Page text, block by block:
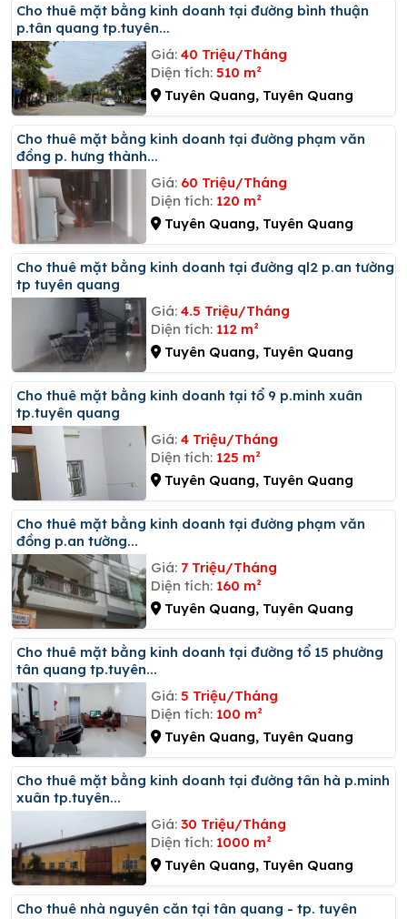
Cho thuê mặt bằng kinh doanh tại đường bình thuận
p.tân quang tp.tuyên...
Giá: 40 Triệu/Tháng
Diện tích: 510 m²
Tuyên Quang, Tuyên Quang
Cho thuê mặt bằng kinh doanh tại đường phạm văn
đồng p. hưng thành...
Giá: 60 Triệu/Tháng
Diện tích: 120 m²
Tuyên Quang, Tuyên Quang
Cho thuê mặt bằng kinh doanh tại đường ql2 p.an tường
tp tuyên quang
Giá: 4.5 Triệu/Tháng
Diện tích: 112 m²
Tuyên Quang, Tuyên Quang
Cho thuê mặt bằng kinh doanh tại tổ 9 p.minh xuân
tp.tuyên quang
Giá: 4 Triệu/Tháng
Diện tích: 125 m²
Tuyên Quang, Tuyên Quang
Cho thuê mặt bằng kinh doanh tại đường phạm văn
đồng p.an tường...
Giá: 7 Triệu/Tháng
Diện tích: 160 m²
Tuyên Quang, Tuyên Quang
Cho thuê mặt bằng kinh doanh tại đường tổ 15 phường
tân quang tp.tuyên...
Giá: 5 Triệu/Tháng
Diện tích: 100 m²
Tuyên Quang, Tuyên Quang
Cho thuê mặt bằng kinh doanh tại đường tân hà p.minh
xuân tp.tuyên...
Giá: 30 Triệu/Tháng
Diện tích: 1000 m²
Tuyên Quang, Tuyên Quang
Cho thuê nhà nguyên căn tại tân quang - tp. tuyên